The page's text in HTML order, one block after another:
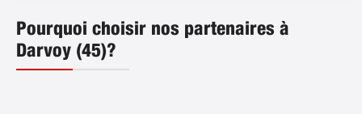
Pourquoi choisir nos partenaires à
Darvoy (45)?